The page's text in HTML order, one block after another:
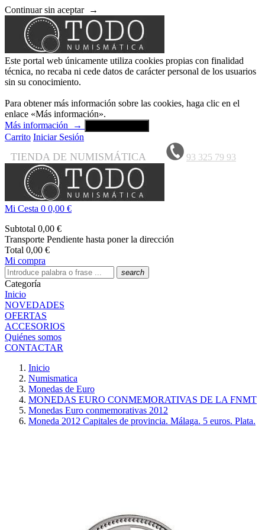
Continuar sin aceptar →
Este portal web únicamente utiliza cookies propias con finalidad
técnica, no recaba ni cede datos de carácter personal de los usuarios
sin su conocimiento.
Para obtener más información sobre las cookies, haga clic en el
enlace «Más información».
Más información
→
Carrito Iniciar Sesión
TIENDA DE NUMISMÁTICA 93 325 79 93
Mi Cesta 0 0,00 €
Subtotal 0,00 €
Transporte Pendiente hasta poner la dirección
Total 0,00 €
Mi compra
search
Categoría
Inicio
NOVEDADES
OFERTAS
ACCESORIOS
Quiénes somos
CONTACTAR
Inicio
Numismatica
Monedas de Euro
MONEDAS EURO CONMEMORATIVAS DE LA FNMT
Monedas Euro conmemorativas 2012
Moneda 2012 Capitales de provincia. Málaga. 5 euros. Plata.